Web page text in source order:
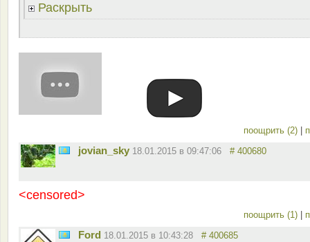
Раскрыть
поощрить (2)
jovian_sky 18.01.2015 в 09:47:06 # 400680
<censored>
поощрить (1)
Ford 18.01.2015 в 10:43:28 # 400685